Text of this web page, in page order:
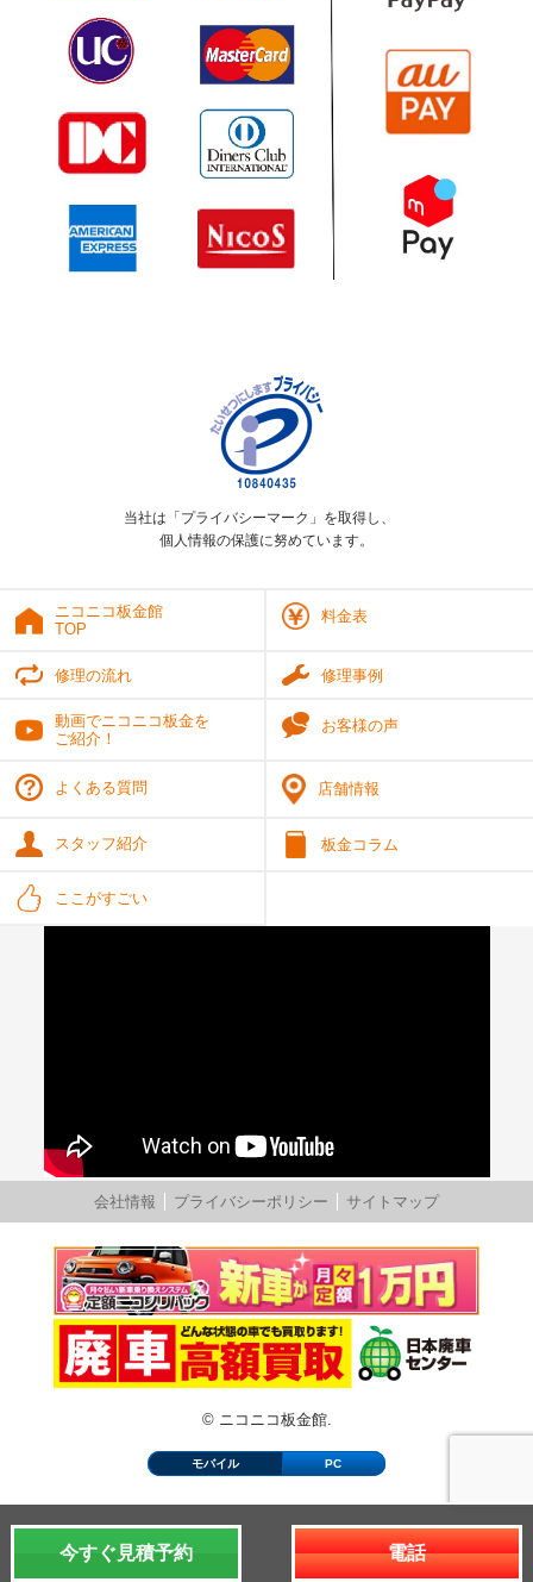
今すぐ見積予約 電話
当社は「プライバシーマーク」を取得し、
個人情報の保護に努めています。
ニコニコ板金館
TOP
料金表
修理の流れ 修理事例
動画でニコニコ板金を
ご紹介！
お客様の声
よくある質問 店舗情報
スタッフ紹介 板金コラム
ここがすごい
会社情報 プライバシーポリシー サイトマップ
© ニコニコ板金館.
モバイル PC